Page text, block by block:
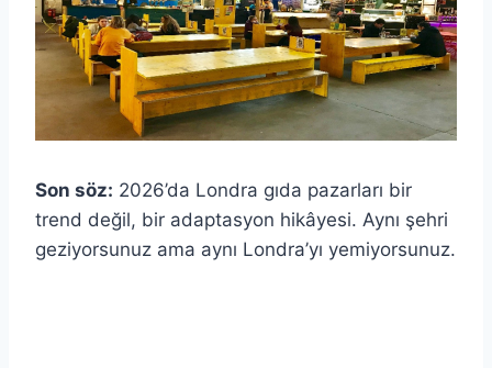
Son söz: 2026’da Londra gıda pazarları bir
trend değil, bir adaptasyon hikâyesi. Aynı şehri
geziyorsunuz ama aynı Londra’yı yemiyorsunuz.